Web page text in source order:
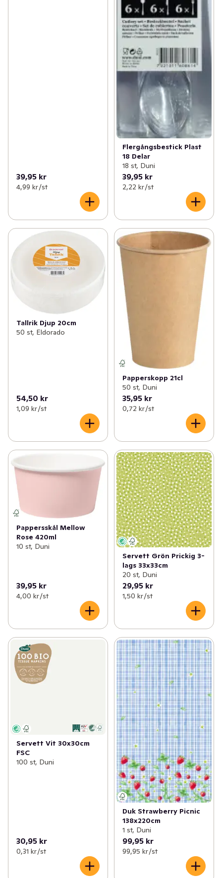
39,95 kr
4,99 kr /st
Flergångsbestick Plast
18 Delar
18 st, Duni
39,95 kr
2,22 kr /st
Tallrik Djup 20cm
50 st, Eldorado
54,50 kr
1,09 kr /st
Papperskopp 21cl
50 st, Duni
35,95 kr
0,72 kr /st
Pappersskål Mellow
Rose 420ml
10 st, Duni
39,95 kr
4,00 kr /st
Servett Grön Prickig 3-
lags 33x33cm
20 st, Duni
29,95 kr
1,50 kr /st
Servett Vit 30x30cm
FSC
100 st, Duni
30,95 kr
0,31 kr /st
Duk Strawberry Picnic
138x220cm
1 st, Duni
99,95 kr
99,95 kr /st